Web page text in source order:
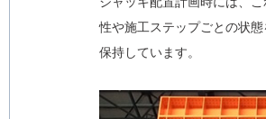
性や施工ステップごとの状
保持しています。